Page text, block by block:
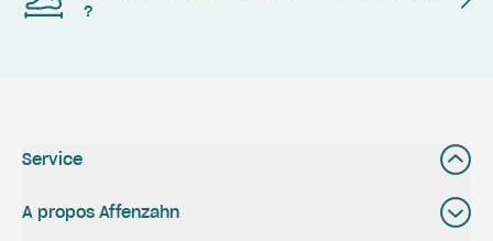
?
Service
A propos Affenzahn